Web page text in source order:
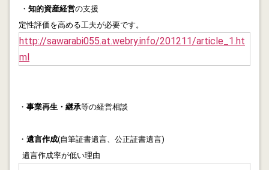
行政書士の365日営業 全ての産業が365日営業したら
雇用は拡大します。
2012.08.04
金融円滑化法 金融機関の対応に変化の兆しが出てきた
行政書士の育爺 得意技は孫の沐浴です。
2012.07.31
ブログ モラトリアムの本質
・ 知的資産経営の支援
定性評価を高める工夫が必要です。
http://sawarabi055.at.webry.info/201211/article_1.ht
ml
・ 事業再生・継承等の経営相談
・ 遺言作成(自筆証書遺言、公正証書遺言)
遺言作成率が低い理由